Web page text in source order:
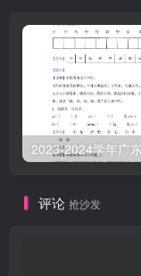
评论 抢沙发